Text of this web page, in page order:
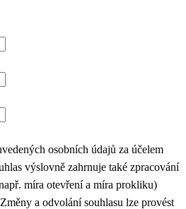
osobních údajů za účelem
výslovně zahrnuje také zpracování
míra otevření a míra prokliku)
a odvolání souhlasu lze provést